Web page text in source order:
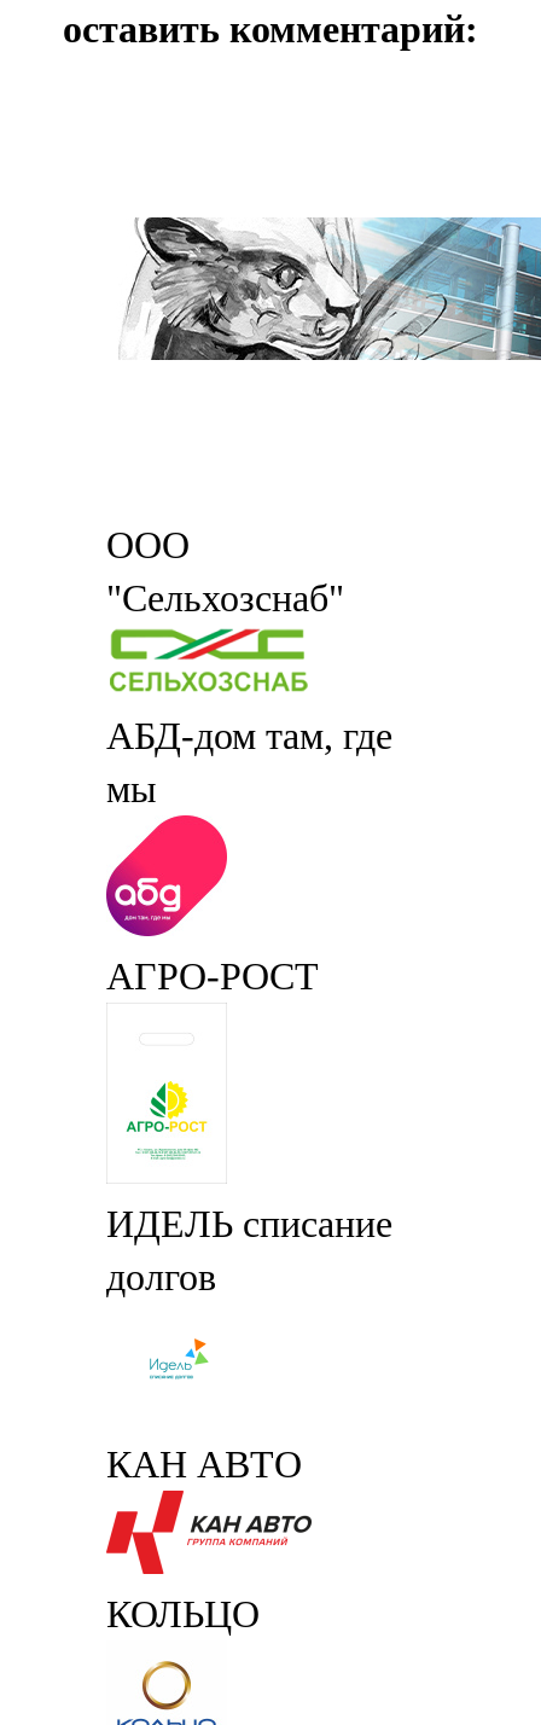
оставить комментарий:
ООО
"Сельхозснаб"
АБД-дом там, где
мы
АГРО-РОСТ
ИДЕЛЬ списание
долгов
КАН АВТО
КОЛЬЦО